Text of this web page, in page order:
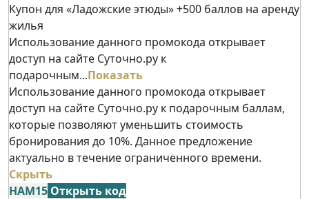
Купон для «Ладожские этюды» +500 баллов на аренду
жилья
Использование данного промокода открывает
доступ на сайте Суточно.ру к
подарочным...Показать
Использование данного промокода открывает
доступ на сайте Суточно.ру к подарочным баллам,
которые позволяют уменьшить стоимость
бронирования до 10%. Данное предложение
актуально в течение ограниченного времени.
Скрыть
НАМ15 Открыть код